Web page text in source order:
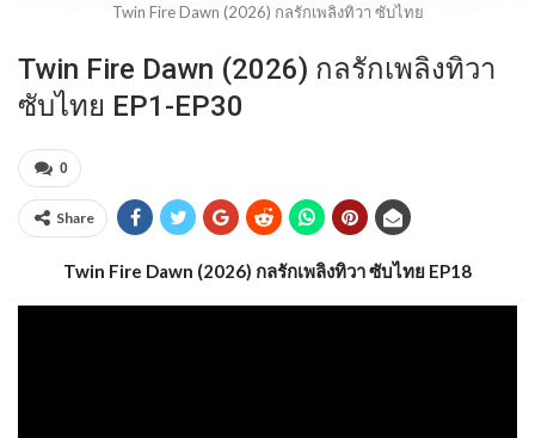
Twin Fire Dawn (2026) กลรักเพลิงทิวา ซับไทย
Twin Fire Dawn (2026) กลรักเพลิงทิวา
ซับไทย EP1-EP30
0
Share
Twin Fire Dawn (2026) กลรักเพลิงทิวา ซับไทย EP18